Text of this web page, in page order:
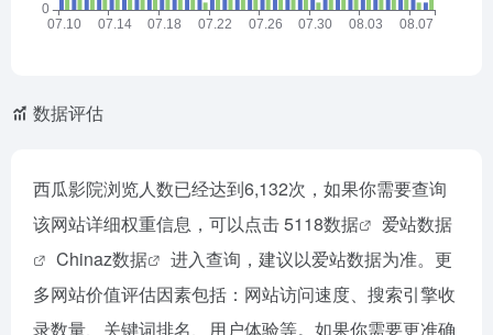
数据评估
西瓜影院浏览人数已经达到6,132次，如果你需要查询
该网站详细权重信息，可以点击5118数据
爱站数据
Chinaz数据
进入查询，建议以爱站数据为准。更
多网站价值评估因素包括：网站访问速度、搜索引擎收
录数量、关键词排名、用户体验等。如果你需要更准确